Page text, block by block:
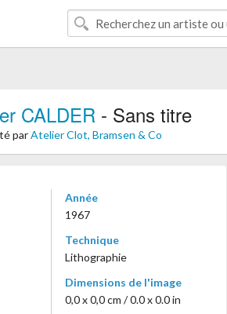
CALDER - Sans titre
parAtelier Clot, Bramsen & Co
Année
1967
Technique
Lithographie
Dimensions de l'image
0,0 x 0,0 cm / 0.0 x 0.0 in